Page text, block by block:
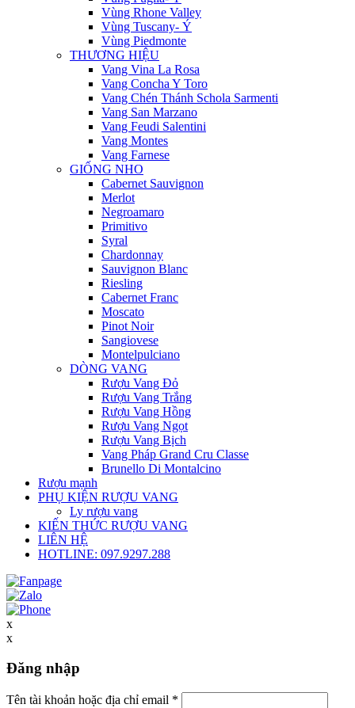
Vùng Rhone Valley
Vùng Tuscany- Ý
Vùng Piedmonte
THƯƠNG HIỆU
Vang Vina La Rosa
Vang Concha Y Toro
Vang Chén Thánh Schola Sarmenti
Vang San Marzano
Vang Feudi Salentini
Vang Montes
Vang Farnese
GIỐNG NHO
Cabernet Sauvignon
Merlot
Negroamaro
Primitivo
Syral
Chardonnay
Sauvignon Blanc
Riesling
Cabernet Franc
Moscato
Pinot Noir
Sangiovese
Montelpulciano
DÒNG VANG
Rượu Vang Đỏ
Rượu Vang Trắng
Rượu Vang Hồng
Rượu Vang Ngọt
Rượu Vang Bịch
Vang Pháp Grand Cru Classe
Brunello Di Montalcino
Rượu mạnh
PHỤ KIỆN RƯỢU VANG
Ly rượu vang
KIẾN THỨC RƯỢU VANG
LIÊN HỆ
HOTLINE: 097.9297.288
x
x
Đăng nhập
Tên tài khoản hoặc địa chỉ email *